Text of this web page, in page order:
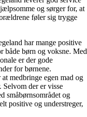
og sørger for, at
føler sig trygge
har mange positive
både børn og voksne. Med
er der gode
for børnene.
medbringe egen mad og
der er visse
småbørnsområdet og
positive og understreger,